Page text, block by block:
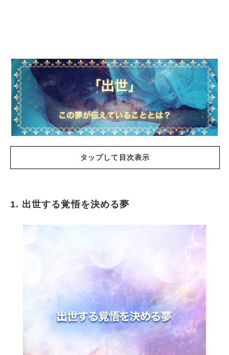
タップして目次表示
出世する覚悟を決める夢
出世の糸口を作ってくれそうな人に会いに行く
出世した友人と疎遠になってしまう夢
恋人の出世を応援する夢
出世したことで妬まれる夢
1. 出世する覚悟を決める夢